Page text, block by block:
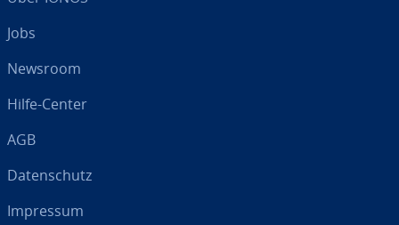
Jobs
Newsroom
Hilfe-Center
AGB
Da­ten­schutz
Impressum